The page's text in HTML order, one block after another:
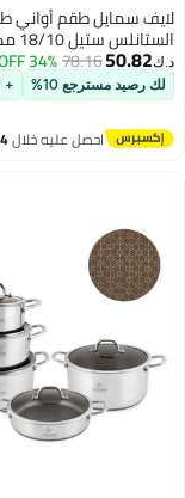
طقم أواني طهي من
الستانلس ستيل 18/10 مكوّن من 8
طهي ومطبخ عالية
غير لاصقة، قدور
24/28 سم) مع أغطية + قدر
28 سم | مقابض سيليكون
متينة | آمن وخالٍ 100٪ من مادة
34% OFF
10%
+ 1
عليه خلال 14 - 15